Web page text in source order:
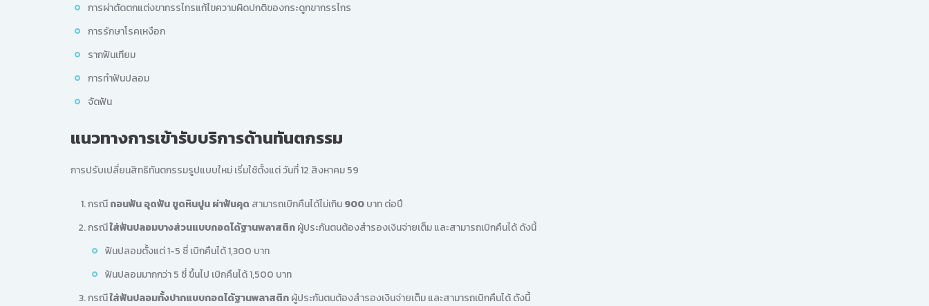
การผ่าตัดตกแต่งขากรรไกรแก้ไขความผิดปกติของกระดูกขากรรไกร
การรักษาโรคเหงือก
รากฟันเทียม
การทำฟันปลอม
จัดฟัน
แนวทางการเข้ารับบริการด้านทันตกรรม
การปรับเปลี่ยนสิทธิทันตกรรมรูปแบบใหม่ เริ่มใช้ตั้งแต่ วันที่ 12 สิงหาคม 59
กรณีถอนฟัน อุดฟัน ขูดหินปูน ผ่าฟันคุด สามารถเบิกคืนได้ไม่เกิน900บาท ต่อปี
กรณีใส่ฟันปลอมบางส่วนแบบถอดได้ฐานพลาสติกผู้ประกันตนต้องสำรองเงินจ่ายเต็ม และสามารถเบิกคืนได้ ดังนี้
ฟันปลอมตั้งแต่ 1-5 ซี่ เบิกคืนได้ 1,300 บาท
ฟันปลอมมากกว่า 5 ซี่ ขึ้นไป เบิกคืนได้ 1,500 บาท
กรณีใส่ฟันปลอมทั้งปากแบบถอดได้ฐานพลาสติกผู้ประกันตนต้องสำรองเงินจ่ายเต็ม และสามารถเบิกคืนได้ ดังนี้